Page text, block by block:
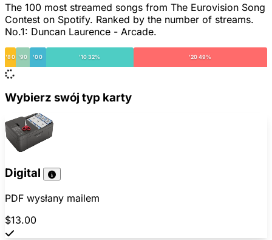
The 100 most streamed songs from The Eurovision Song
Contest on Spotify. Ranked by the number of streams.
No.1: Duncan Laurence - Arcade.
'80 '90 '00 '10 32% '20 49%
Wybierz swój typ karty
Digital
PDF wysłany mailem
$13.00